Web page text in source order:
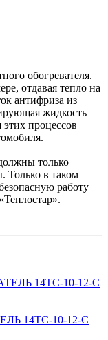
обогревателя.
отдавая тепло на
антифриза из
жидкость
этих процессов
только
Только в таком
работу
14ТС-10-12-С